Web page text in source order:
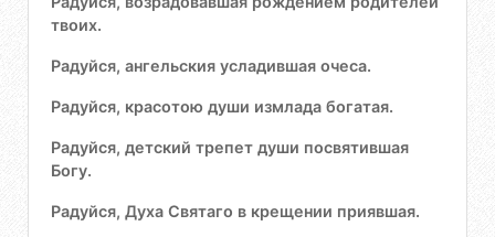
твоих.
Радуйся, ангельския усладившая очеса.
Радуйся, красотою души измлада богатая.
Радуйся, детский трепет души посвятившая
Богу.
Радуйся, Духа Святаго в крещении приявшая.